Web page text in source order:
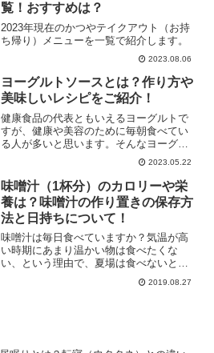
覧！おすすめは？
2023年現在のかつやテイクアウト（お持
ち帰り）メニューを一覧で紹介します。
2023.08.06
ヨーグルトソースとは？作り方や
美味しいレシピをご紹介！
健康食品の代表ともいえるヨーグルトで
すが、健康や美容のために毎朝食べてい
る人が多いと思います。そんなヨーグル
トですが、作ったソースが意外に肉、
卵、野菜など、いろんな料理に合いま
す。ヘルシーで美味しくてダイエットや
健康を気に掛ける女性にとって...
2023.05.22
味噌汁（1杯分）のカロリーや栄
養は？味噌汁の作り置きの保存方
法と日持ちについて！
味噌汁は毎日食べていますか？気温が高
い時期にあまり温かい物は食べたくな
い、という理由で、夏場は食べないとい
う人も多いかも知れませんが、それはち
ょっともったいないです。味噌汁は、熱
2019.08.27